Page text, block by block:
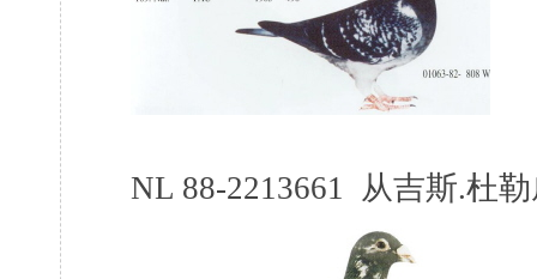
NL 88-2213661 从吉斯.杜